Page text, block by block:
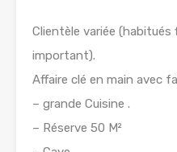
Clientèle variée
important).
Affaire clé en main avec
– grande Cuisine .
– Réserve 50 M²